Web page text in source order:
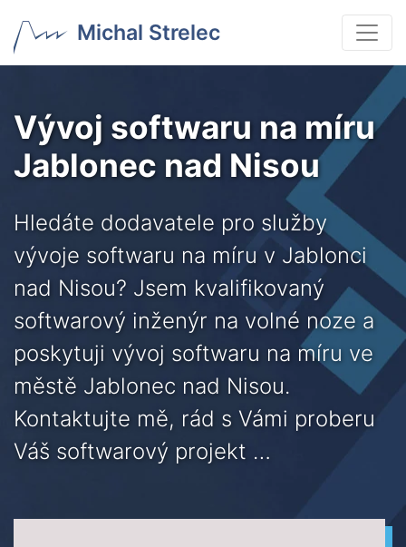
Michal Strelec
Vývoj softwaru na míru
Jablonec nad Nisou
Hledáte dodavatele pro služby
vývoje softwaru na míru v Jablonci
nad Nisou? Jsem kvalifikovaný
softwarový inženýr na volné noze a
poskytuji vývoj softwaru na míru ve
městě Jablonec nad Nisou.
Kontaktujte mě, rád s Vámi proberu
Váš softwarový projekt …